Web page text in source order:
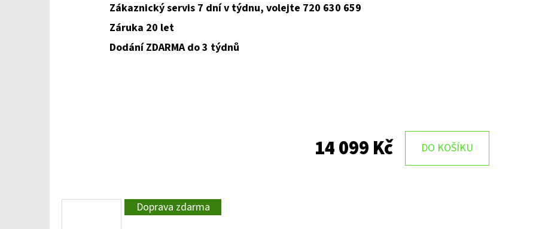
Zákaznický servis 7 dní v týdnu, volejte 720 630 659
Záruka 20 let
Dodání ZDARMA do 3 týdnů
14 099 Kč DO KOŠÍKU
Doprava zdarma